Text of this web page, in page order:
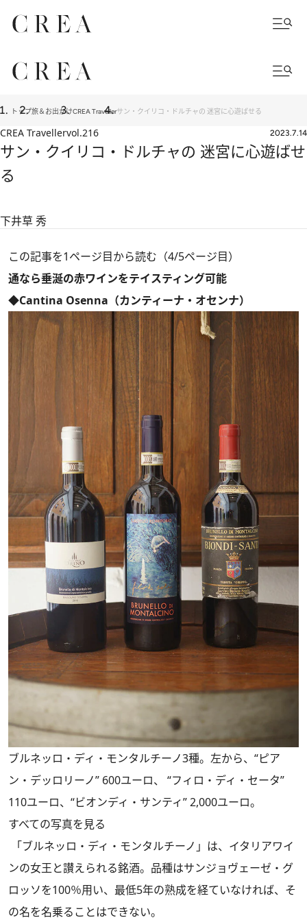
トップ旅＆お出かけCREA Travellerサン・クイリコ・ドルチャの 迷宮に心遊ばせる
CREA Travellervol.216 2023.7.14
サン・クイリコ・ドルチャの 迷宮に心遊ばせ
る
下井草 秀
この記事を1ページ目から読む（4/5ページ目）
通なら垂涎の赤ワインをテイスティング可能
◆Cantina Osenna（カンティーナ・オセンナ）
ブルネッロ・ディ・モンタルチーノ3種。左から、“ピア
ン・デッロリーノ” 600ユーロ、 “フィロ・ディ・セータ”
110ユーロ、“ビオンディ・サンティ” 2,000ユーロ。
すべての写真を見る
「ブルネッロ・ディ・モンタルチーノ」は、イタリアワイ
ンの女王と讃えられる銘酒。品種はサンジョヴェーゼ・グ
ロッソを100％用い、最低5年の熟成を経ていなければ、そ
の名を名乗ることはできない。